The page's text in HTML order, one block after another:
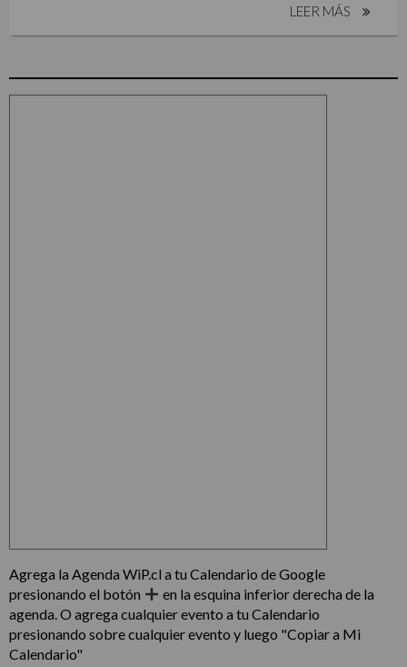
LEER MÁS
Agrega la Agenda WiP.cl a tu Calendario de Google
presionando el botón
en la esquina inferior derecha de la
agenda. O agrega cualquier evento a tu Calendario
presionando sobre cualquier evento y luego "Copiar a Mi
Calendario"